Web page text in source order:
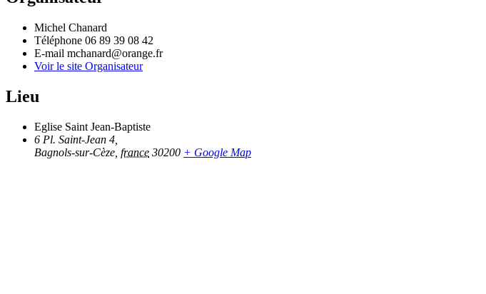
Michel Chanard
Téléphone 06 89 39 08 42
E-mail mchanard@orange.fr
Voir le site Organisateur
Lieu
Eglise Saint Jean-Baptiste
6 Pl. Saint-Jean 4,
Bagnols-sur-Cèze france 30200 + Google Map